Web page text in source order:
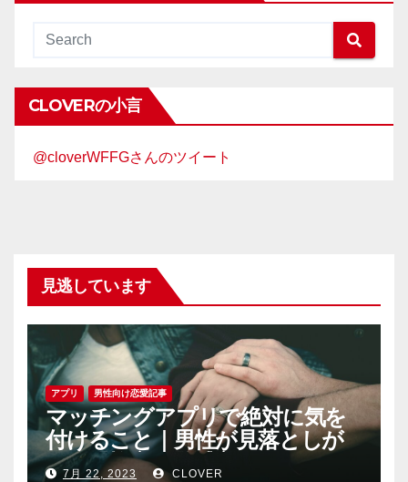
CLOVERの小言
@cloverWFFGさんのツイート
見逃しています
アプリ 男性向け恋愛記事
マッチングアプリで絶対に気を
付けること｜男性が見落としが
ちな恐怖心と警戒心
7月 22, 2023 CLOVER